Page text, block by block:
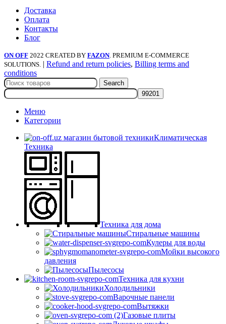
Доставка
Оплата
Контакты
Блог
ON OFF 2022 CREATED BY FAZON. PREMIUM E-COMMERCE
SOLUTIONS. | Refund and return policies, Billing terms and
conditions
Search
Меню
Категории
Климатическая
Техника
Техника для дома
Стиральные машины
Кулеры для воды
Мойки высокого
давления
Пылесосы
Техника для кухни
Холодильники
Варочные панели
Вытяжки
Газовые плиты